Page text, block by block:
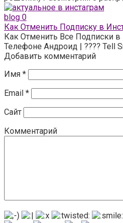
blog 0
Как Отменить Подписку в
Как Отменить Все Подписки
Телефоне Андроид | ???? Tell
Добавить комментарий
Имя *
Email *
Сайт
Комментарий